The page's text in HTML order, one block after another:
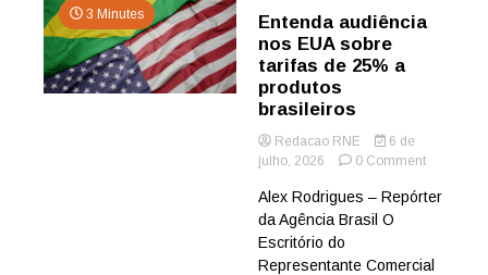
3 Minutes
Entenda audiência
nos EUA sobre
tarifas de 25% a
produtos
brasileiros
Redacao RNE
6 de
julho, 2026
0 Commenton
audiência
sobre
Alex Rodrigues – Repórter
da Agência Brasil O
Escritório do
Representante Comercial